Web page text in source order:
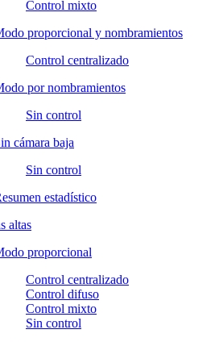
Control mixto
proporcional y nombramientos
Control centralizado
por nombramientos
Sin control
cámara baja
Sin control
estadístico
altas
proporcional
Control centralizado
Control difuso
Control mixto
Sin control